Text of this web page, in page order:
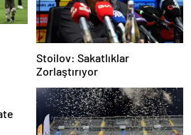
Stoilov: Sakatlıklar
Zorlaştırıyor